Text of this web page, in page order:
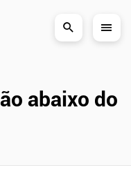
abaixo do